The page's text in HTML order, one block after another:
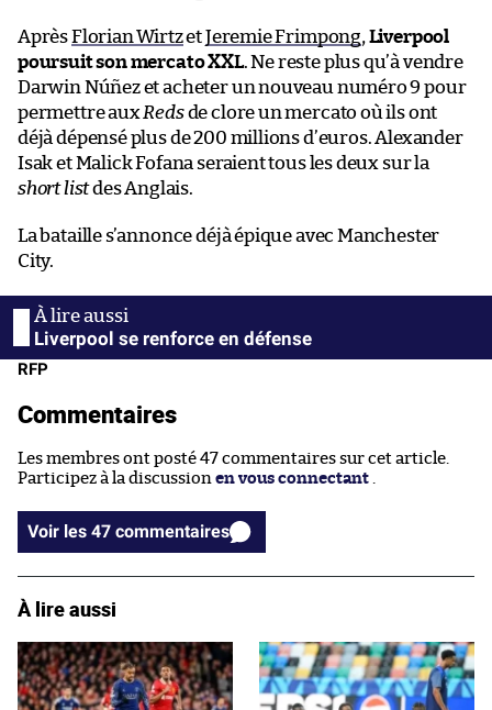
AprèsFlorian WirtzetJeremie Frimpong, Liverpool
poursuit son mercato XXL. Ne reste plus qu’à vendre
Darwin Núñez et acheter un nouveau numéro 9 pour
permettre aux Redsde clore un mercato où ils ont
déjà dépensé plus de 200 millions d’euros. Alexander
Isak et Malick Fofana seraient tous les deux sur la
short listdes Anglais.
La bataille s’annonce déjà épique avec Manchester
City.
Liverpool se renforce en défense
RFP
Commentaires
Les membres ont posté 47 commentaires sur cet article.
Participez à la discussion en vous connectant
Voir les 47 commentaires
À lire aussi